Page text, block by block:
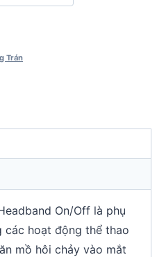
Trán
On/Off là phụ
các hoạt động thể thao
mồ hôi chảy vào mắt